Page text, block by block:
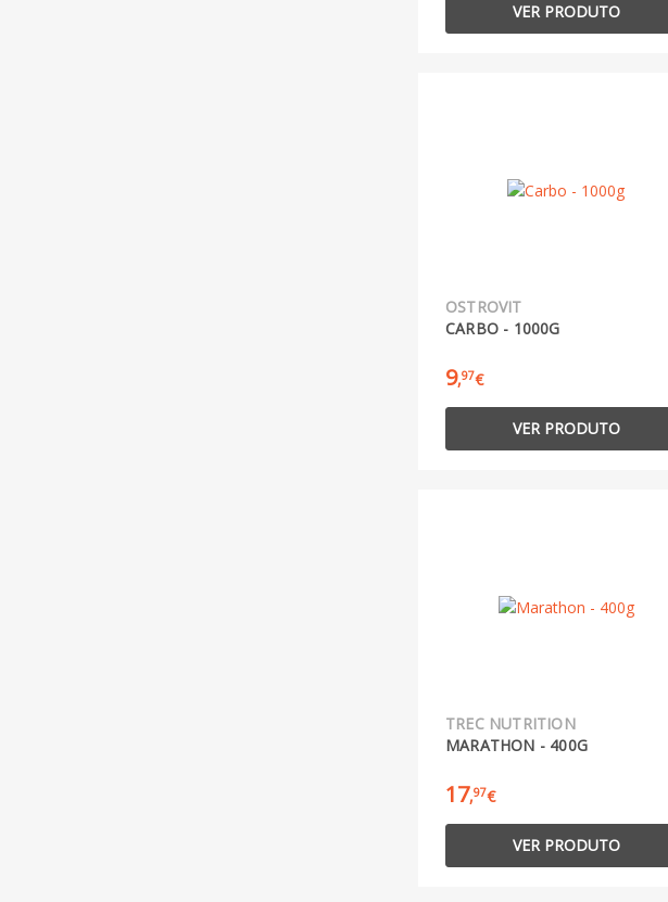
VER PRODUTO
OSTROVIT
CARBO - 1000G
9,97€
VER PRODUTO
TREC NUTRITION
MARATHON - 400G
17,97€
VER PRODUTO